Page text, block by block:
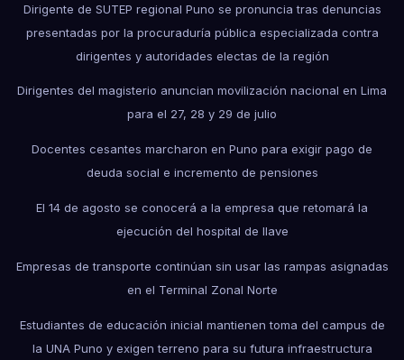
Dirigente de SUTEP regional Puno se pronuncia tras denuncias
presentadas por la procuraduría pública especializada contra
dirigentes y autoridades electas de la región
Dirigentes del magisterio anuncian movilización nacional en Lima
para el 27, 28 y 29 de julio
Docentes cesantes marcharon en Puno para exigir pago de
deuda social e incremento de pensiones
El 14 de agosto se conocerá a la empresa que retomará la
ejecución del hospital de Ilave
Empresas de transporte continúan sin usar las rampas asignadas
en el Terminal Zonal Norte
Estudiantes de educación inicial mantienen toma del campus de
la UNA Puno y exigen terreno para su futura infraestructura